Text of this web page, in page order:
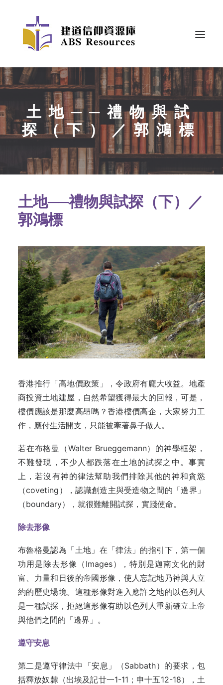
土地──禮物與試
探（下）／郭鴻標
土地──禮物與試探（下）／
郭鴻標
香港推行「高地價政策」，令政府有龐大收益。地產
商投資土地建屋，自然希望獲得最大的回報，可是，
樓價應該是那麼高昂嗎？香港樓價高企，大家努力工
作，應付生活開支，只能被牽著鼻子做人。
若在布格曼（Walter Brueggemann）的神學框架，
不難發現，不少人都跌落在土地的試探之中。事實
上，若沒有神的律法幫助我們排除其他的神和貪慾
（coveting），認識創造主與受造物之間的「邊界」
（boundary），就很難離開試探，實踐使命。
除去形像
布魯格曼認為「土地」在「律法」的指引下，第一個
功用是除去形像（Images），特別是迦南文化的財
富、力量和日後的帝國形像，使人忘記地乃神與人立
約的歷史場境。這種形像對進入應許之地的以色列人
是一種試探，拒絕這形像有助以色列人重新確立上帝
與他們之間的「邊界」。
遵守安息
第二是遵守律法中「安息」（Sabbath）的要求，包
括釋放奴隸（出埃及記廿一1-11；申十五12-18），土